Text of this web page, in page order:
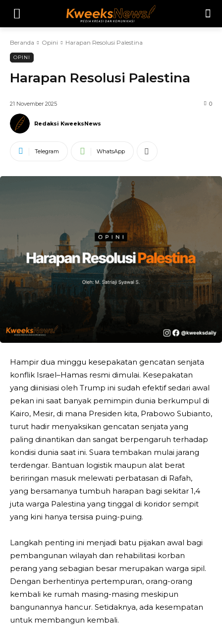
Beranda Opini Harapan Resolusi Palestina
OPINI
Harapan Resolusi Palestina
0
21 November 2025
Redaksi KweeksNews
Telegram WhatsApp
Hampir dua minggu kesepakatan gencatan senjata
konflik Israel–Hamas resmi dimulai. Kesepakatan
yang diinisiasi oleh Trump ini sudah efektif sedari awal
pekan ini saat banyak pemimpin dunia berkumpul di
Kairo, Mesir, di mana Presiden kita, Prabowo Subianto,
turut hadir menyaksikan gencatan senjata yang
paling dinantikan dan sangat berpengaruh terhadap
kondisi dunia saat ini. Suara tembakan mulai jarang
terdengar. Bantuan logistik maupun alat berat
beriringan masuk melewati perbatasan di Rafah,
yang bersamanya tumbuh harapan bagi sekitar 1,4
juta warga Palestina yang tinggal di koridor sempit
yang kini hanya tersisa puing-puing.
Langkah penting ini menjadi batu pijakan awal bagi
pembangunan wilayah dan rehabilitasi korban
perang yang sebagian besar merupakan warga sipil.
Dengan berhentinya pertempuran, orang-orang
kembali ke rumah masing-masing meskipun
bangunannya hancur. Setidaknya, ada kesempatan
untuk membangun kembali.